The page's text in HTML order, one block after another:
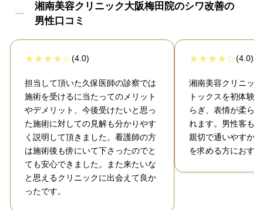
湘南美容クリニック大阪梅田院のシワ改善の
男性口コミ
(4.0)
担当して頂いた久保医師の診察では
施術を受けるに当たってのメリット
やデメリット、今後受けたいと思っ
た施術に対しての見解も分かりやす
く説明して頂きました。看護師の方
は施術後も傍にいて下さったのでと
ても安心できました。また来たいな
と思えるクリニックに出会えて良か
ったです。
(4.0)
湘南美容クリニッ
トックスを初体験
らぎ、表情が柔ら
れます。男性客も
親切で通いやすか
を求める方におす